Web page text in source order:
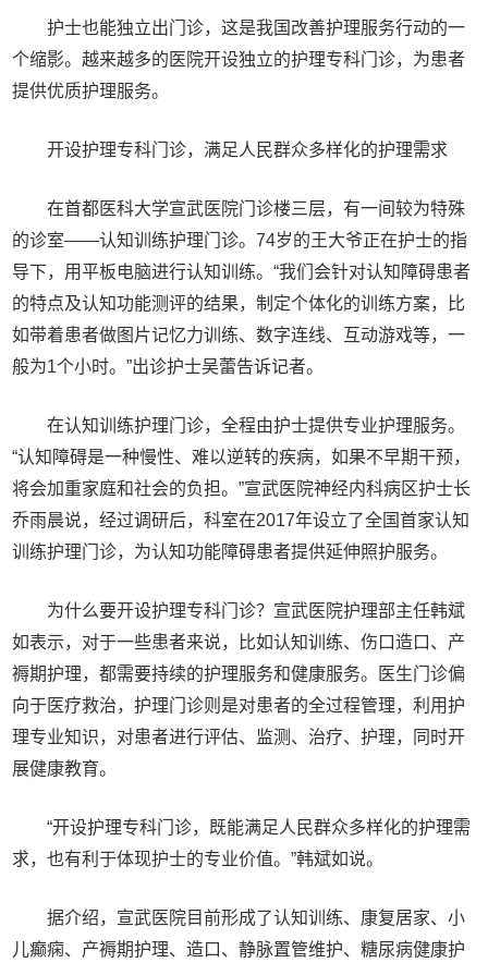
护士也能独立出门诊，这是我国改善护理服务行动的一
个缩影。越来越多的医院开设独立的护理专科门诊，为患者
提供优质护理服务。
开设护理专科门诊，满足人民群众多样化的护理需求
在首都医科大学宣武医院门诊楼三层，有一间较为特殊
的诊室——认知训练护理门诊。74岁的王大爷正在护士的指
导下，用平板电脑进行认知训练。“我们会针对认知障碍患者
的特点及认知功能测评的结果，制定个体化的训练方案，比
如带着患者做图片记忆力训练、数字连线、互动游戏等，一
般为1个小时。”出诊护士吴蕾告诉记者。
在认知训练护理门诊，全程由护士提供专业护理服务。
“认知障碍是一种慢性、难以逆转的疾病，如果不早期干预，
将会加重家庭和社会的负担。”宣武医院神经内科病区护士长
乔雨晨说，经过调研后，科室在2017年设立了全国首家认知
训练护理门诊，为认知功能障碍患者提供延伸照护服务。
为什么要开设护理专科门诊？宣武医院护理部主任韩斌
如表示，对于一些患者来说，比如认知训练、伤口造口、产
褥期护理，都需要持续的护理服务和健康服务。医生门诊偏
向于医疗救治，护理门诊则是对患者的全过程管理，利用护
理专业知识，对患者进行评估、监测、治疗、护理，同时开
展健康教育。
“开设护理专科门诊，既能满足人民群众多样化的护理需
求，也有利于体现护士的专业价值。”韩斌如说。
据介绍，宣武医院目前形成了认知训练、康复居家、小
儿癫痫、产褥期护理、造口、静脉置管维护、糖尿病健康护